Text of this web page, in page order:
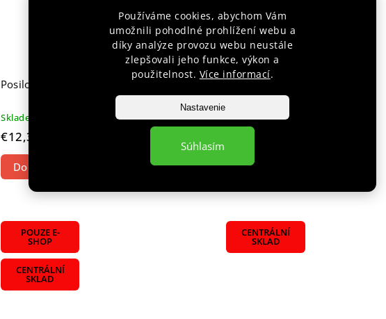
Používáme cookies, abychom Vám
umožnili pohodlné prohlížení webu a
díky analýze provozu webu neustále
zlepšovali jeho funkce, výkon a
použitelnost. Více informací.
Nastavenie
Súhlasím
Posilovací kolečko HMS WA07
Skladem
€12,32
Do košíka
Skladem
Do košíka
POUZE E-
SHOP
CENTRÁLNÍ
SKLAD
CENTRÁLNÍ
SKLAD